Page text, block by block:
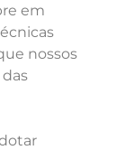
em
nossos